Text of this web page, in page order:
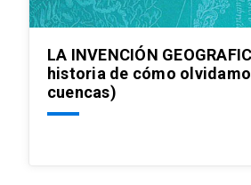
LA INVENCIÓN
historia de cómo
cuencas)